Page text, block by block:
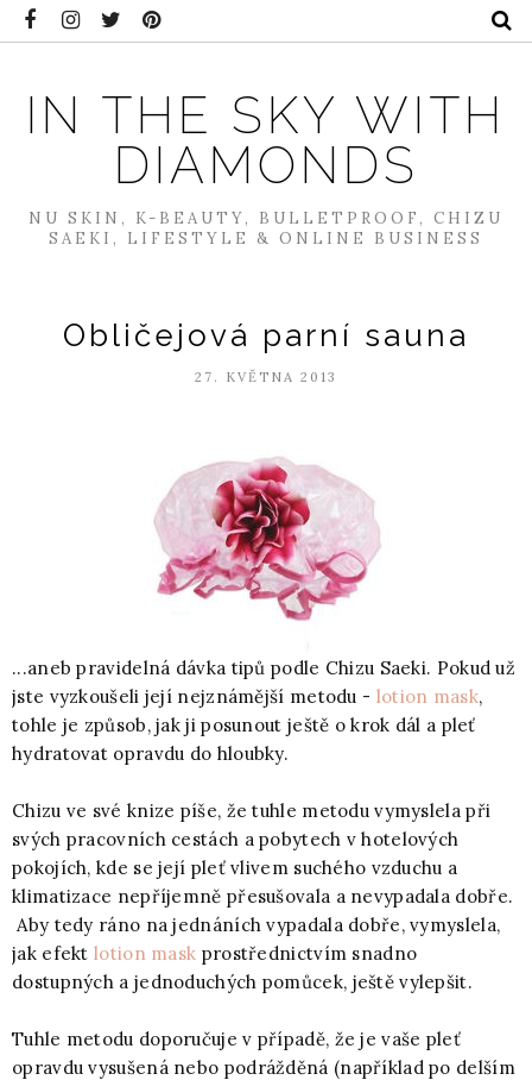
IN THE SKY WITH
DIAMONDS
NU SKIN, K-BEAUTY, BULLETPROOF, CHIZU
SAEKI, LIFESTYLE & ONLINE BUSINESS
Obličejová parní sauna
27. KVĚTNA 2013
...aneb pravidelná dávka tipů podle Chizu Saeki. Pokud už
jste vyzkoušeli její nejznámější metodu - lotion mask,
tohle je způsob, jak ji posunout ještě o krok dál a pleť
hydratovat opravdu do hloubky.
Chizu ve své knize píše, že tuhle metodu vymyslela při
svých pracovních cestách a pobytech v hotelových
pokojích, kde se její pleť vlivem suchého vzduchu a
klimatizace nepříjemně přesušovala a nevypadala dobře.
Aby tedy ráno na jednáních vypadala dobře, vymyslela,
jak efekt lotion mask prostřednictvím snadno
dostupných a jednoduchých pomůcek, ještě vylepšit.
Tuhle metodu doporučuje v případě, že je vaše pleť
opravdu vysušená nebo podrážděná (například po delším